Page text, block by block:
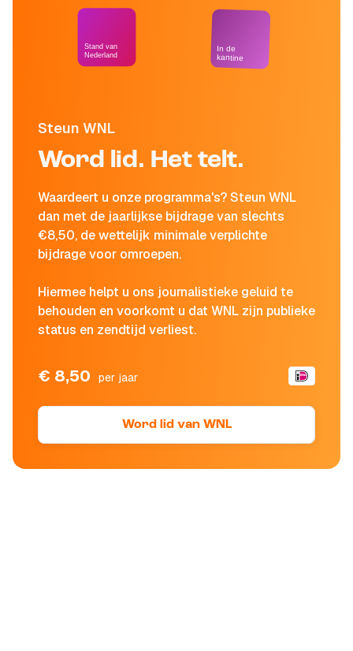
Steun WNL
Word lid. Het telt.
Waardeert u onze programma's? Steun WNL
dan met de jaarlijkse bijdrage van slechts
€8,50, de wettelijk minimale verplichte
bijdrage voor omroepen.
Hiermee helpt u ons journalistieke geluid te
behouden en voorkomt u dat WNL zijn publieke
status en zendtijd verliest.
€ 8,50 per jaar
Word lid van WNL
Stand van
Nederland
In de
kantine